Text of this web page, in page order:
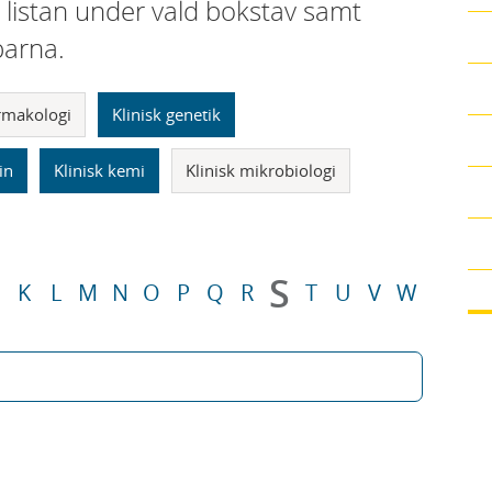
under vald bokstav samt
Klinisk genetik
Klinisk kemi Klinisk mikrobiologi
K L M N O P Q R S T U V W